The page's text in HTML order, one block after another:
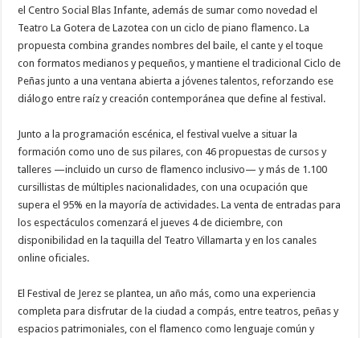
el Centro Social Blas Infante, además de sumar como novedad el
Teatro La Gotera de Lazotea con un ciclo de piano flamenco. La
propuesta combina grandes nombres del baile, el cante y el toque
con formatos medianos y pequeños, y mantiene el tradicional Ciclo de
Peñas junto a una ventana abierta a jóvenes talentos, reforzando ese
diálogo entre raíz y creación contemporánea que define al festival.
Junto a la programación escénica, el festival vuelve a situar la
formación como uno de sus pilares, con 46 propuestas de cursos y
talleres —incluido un curso de flamenco inclusivo— y más de 1.100
cursillistas de múltiples nacionalidades, con una ocupación que
supera el 95% en la mayoría de actividades. La venta de entradas para
los espectáculos comenzará el jueves 4 de diciembre, con
disponibilidad en la taquilla del Teatro Villamarta y en los canales
online oficiales.
El Festival de Jerez se plantea, un año más, como una experiencia
completa para disfrutar de la ciudad a compás, entre teatros, peñas y
espacios patrimoniales, con el flamenco como lenguaje común y